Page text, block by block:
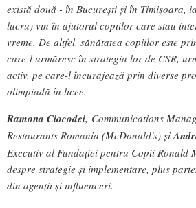
există două - în București și în Timișoara,
lucru) vin în ajutorul copiilor care stau
vreme. De altfel, sănătatea copiilor este
care-l urmăresc în strategia lor de CSR,
activ, pe care-l încurajează prin diverse
olimpiadă în licee.
Ramona Ciocodei, Communications
Restaurants Romania (McDonald's) și
Executiv al Fundației pentru Copii Ronald
despre strategie și implementare, plus
din agenții și influenceri.